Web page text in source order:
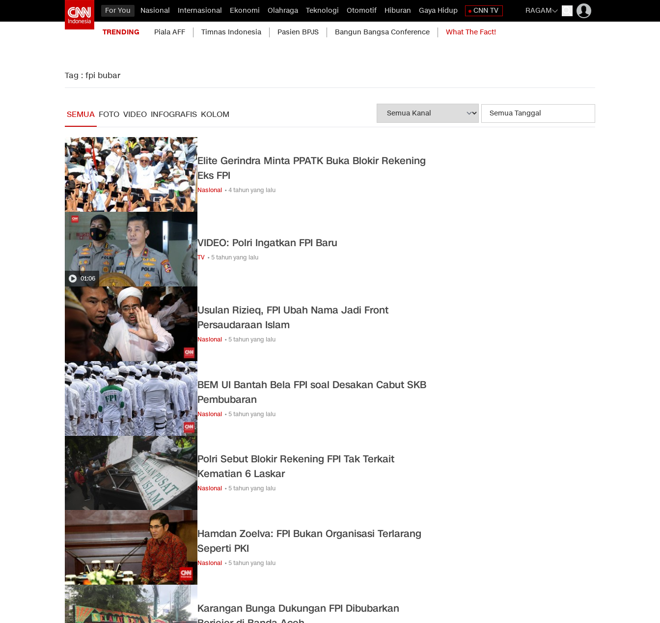
For You Nasional Internasional Ekonomi Olahraga Teknologi Otomotif Hiburan Gaya Hidup CNN TV RAGAM
TRENDING Piala AFF Timnas Indonesia Pasien BPJS Bangun Bangsa Conference What The Fact!
Tag : fpi bubar
SEMUA FOTO VIDEO INFOGRAFIS KOLOM
Elite Gerindra Minta PPATK Buka Blokir Rekening
Eks FPI
Nasional • 4 tahun yang lalu
01:06
VIDEO: Polri Ingatkan FPI Baru
TV • 5 tahun yang lalu
Usulan Rizieq, FPI Ubah Nama Jadi Front
Persaudaraan Islam
Nasional • 5 tahun yang lalu
BEM UI Bantah Bela FPI soal Desakan Cabut SKB
Pembubaran
Nasional • 5 tahun yang lalu
Polri Sebut Blokir Rekening FPI Tak Terkait
Kematian 6 Laskar
Nasional • 5 tahun yang lalu
Hamdan Zoelva: FPI Bukan Organisasi Terlarang
Seperti PKI
Nasional • 5 tahun yang lalu
Karangan Bunga Dukungan FPI Dibubarkan